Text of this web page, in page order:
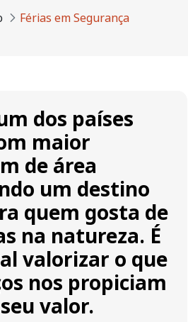
Férias em Segurança
dos países
maior
de área
um destino
quem gosta de
na natureza. É
valorizar o que
nos propiciam
valor.